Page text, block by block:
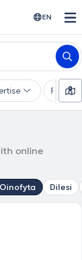
EN
online
Oinofyta Dilesi